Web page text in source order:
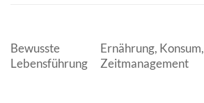
Bewusste
Lebensführung
Ernährung, Konsum,
Zeitmanagement